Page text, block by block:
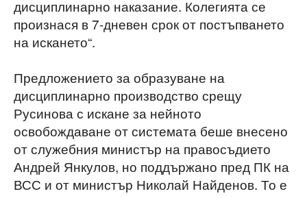
дисциплинарно наказание. Колегията се
произнася в 7-дневен срок от постъпването
на искането“.
Предложението за образуване на
дисциплинарно производство срещу
Русинова с искане за нейното
освобождаване от системата беше внесено
от служебния министър на правосъдието
Андрей Янкулов, но поддържано пред ПК на
ВСС и от министър Николай Найденов. То е